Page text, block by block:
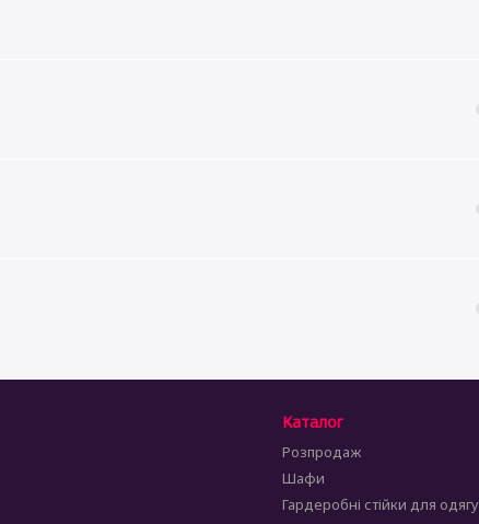
Каталог
Розпродаж
Шафи
Гардеробні стійки для одягу